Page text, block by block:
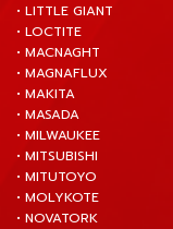
• LITTLE GIANT
• LOCTITE
• MACNAGHT
• MAGNAFLUX
• MAKITA
• MASADA
• MILWAUKEE
• MITSUBISHI
• MITUTOYO
• MOLYKOTE
• NOVATORK